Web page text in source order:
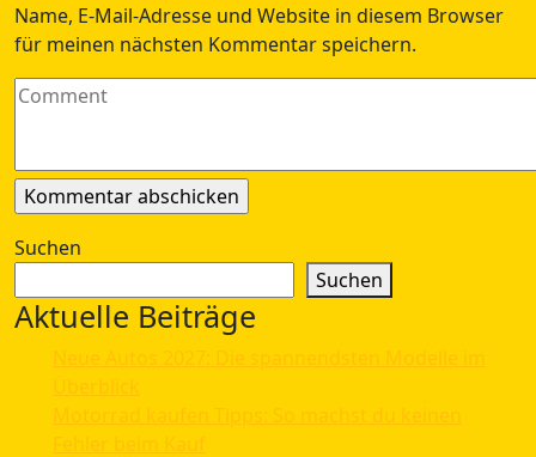
Name, E-Mail-Adresse und Website in diesem Browser
für meinen nächsten Kommentar speichern.
Suchen
Suchen
Aktuelle Beiträge